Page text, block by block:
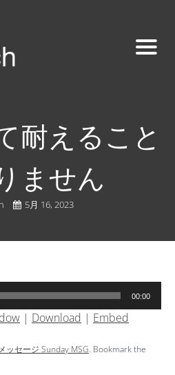
耐えること
ません
5月 16, 2023
00:00
| Download | Embed
ッセージ Sunday MSG. Bookmark the